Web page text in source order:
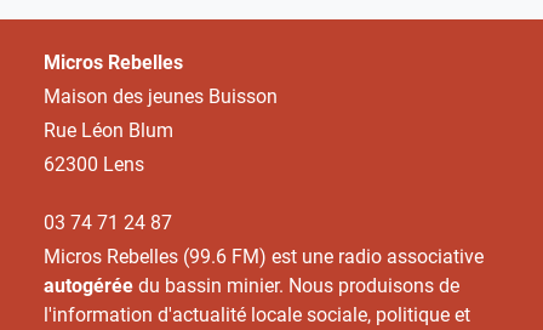
Micros Rebelles
Maison des jeunes Buisson
Rue Léon Blum
62300 Lens
03 74 71 24 87
Micros Rebelles (99.6 FM) est une radio associative
autogérée du bassin minier. Nous produisons de
l'information d'actualité locale sociale, politique et